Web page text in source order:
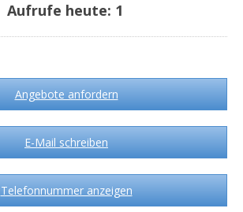
Aufrufe heute: 1
Angebote anfordern
E-Mail schreiben
Telefonnummer anzeigen